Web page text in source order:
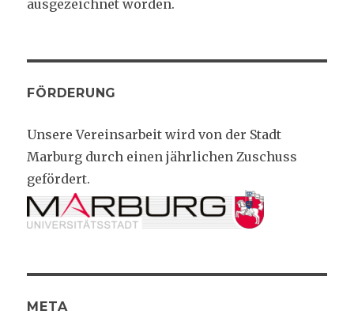
ausgezeichnet worden.
FÖRDERUNG
Unsere Vereinsarbeit wird von der Stadt
Marburg durch einen jährlichen Zuschuss
gefördert.
META